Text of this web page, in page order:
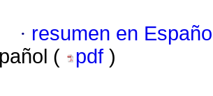
· resumen en
(
pdf )